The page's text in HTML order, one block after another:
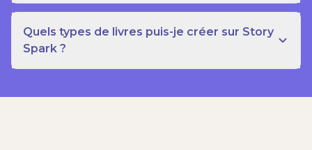
Quels types de livres puis-je créer sur Story
Spark ?